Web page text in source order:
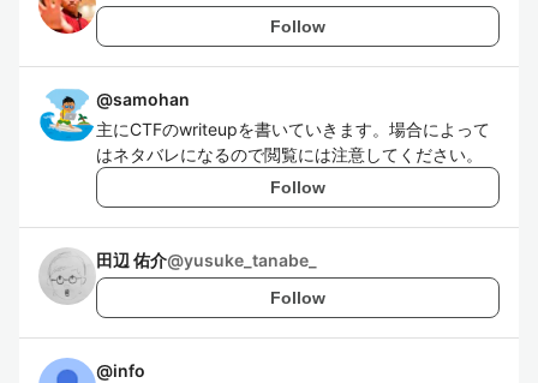
Follow
@samohan
主にCTFのwriteupを書いていきます。場合によって
はネタバレになるので閲覧には注意してください。
Follow
田辺 佑介@yusuke_tanabe_
Follow
@info